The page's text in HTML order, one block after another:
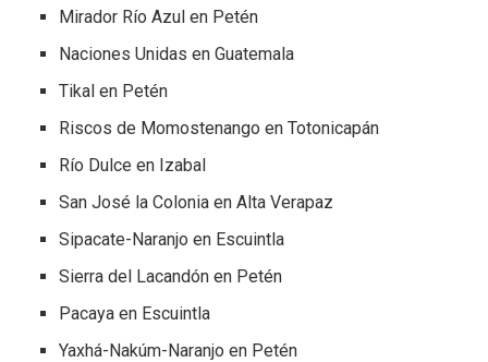
Mirador Río Azul en Petén
Naciones Unidas en Guatemala
Tikal en Petén
Riscos de Momostenango en Totonicapán
Río Dulce en Izabal
San José la Colonia en Alta Verapaz
Sipacate-Naranjo en Escuintla
Sierra del Lacandón en Petén
Pacaya en Escuintla
Yaxhá-Nakúm-Naranjo en Petén